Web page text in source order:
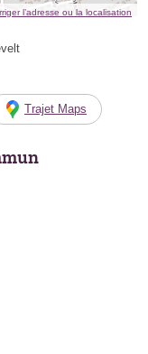
l’adresse ou la localisation
Trajet Maps